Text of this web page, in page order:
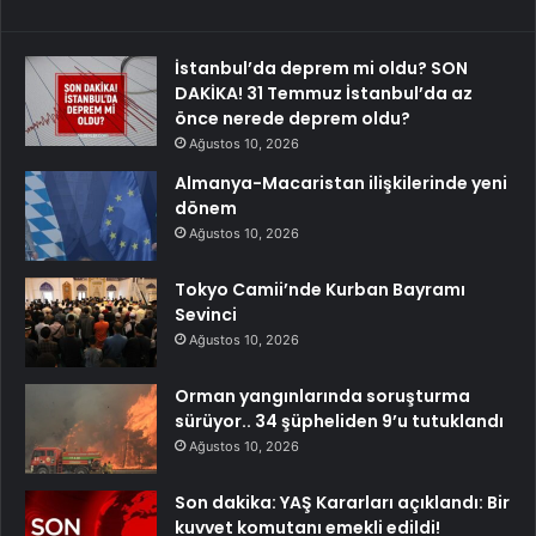
İstanbul’da deprem mi oldu? SON
DAKİKA! 31 Temmuz İstanbul’da az
önce nerede deprem oldu?
Ağustos 10, 2026
Almanya-Macaristan ilişkilerinde yeni
dönem
Ağustos 10, 2026
Tokyo Camii’nde Kurban Bayramı
Sevinci
Ağustos 10, 2026
Orman yangınlarında soruşturma
sürüyor.. 34 şüpheliden 9’u tutuklandı
Ağustos 10, 2026
Son dakika: YAŞ Kararları açıklandı: Bir
kuvvet komutanı emekli edildi!